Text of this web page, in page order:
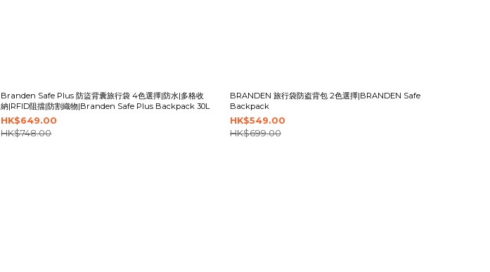
Branden Safe Plus 防盜背囊旅行袋 4色選擇|防水|多格收
納|RFID阻擋|防割織物|Branden Safe Plus Backpack 30L
HK$649.00
HK$748.00
BRANDEN 旅行袋防盗背包 2色選擇|BRANDEN Safe
Backpack
HK$549.00
HK$699.00